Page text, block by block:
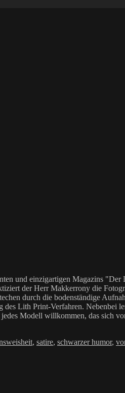
und einzigartigen Magazins
der Herr Makkerrony die
durch die bodenständige
Lith Print-Verfahren. Nebenbei
Modell willkommen, das sich
, satire, schwarzer humor,